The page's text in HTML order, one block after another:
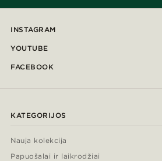
INSTAGRAM
YOUTUBE
FACEBOOK
KATEGORIJOS
Nauja kolekcija
Papuošalai ir laikrodžiai